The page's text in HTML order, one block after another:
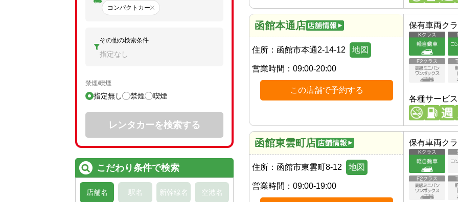
函館本通店
住所： 函館市本通2-14-12 地図
営業時間： 09:00-20:00
この店舗で予約する
保有車両ク
各種サービス
函館東雲町店
住所： 函館市東雲町8-12 地図
営業時間： 09:00-19:00
保有車両ク
コンパクトカー
その他の検索条件
指定なし
禁煙/喫煙
指定無し 禁煙 喫煙
レンタカーを検索する
こだわり条件で検索
店舗名 駅名 新幹線名 空港名